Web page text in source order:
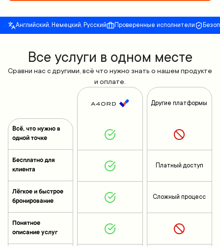
Английский, Немецкий, Русский Проверенные исполнители
Все yслуги в одном месте
Сравни нас с другими, всё что нужно знать о нашем продукте
и оплате.
Всё, что нужно в
одной точке
Бесплатно для
клиента
Лёгкое и быстрое
бронирование
Понятное
описание услуг
Другие платформы
Платный доступ
Сложный процесс